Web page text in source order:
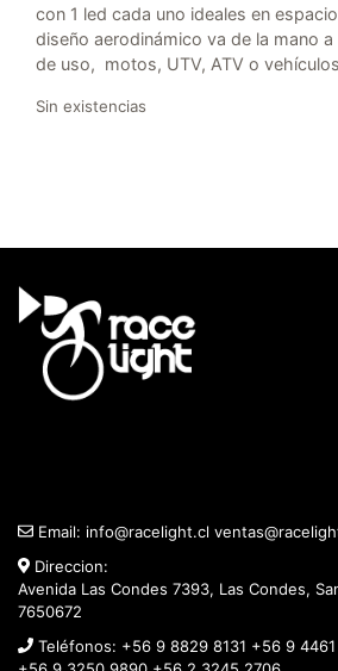
con 1 led cada uno ideales en
diseño aerodinámico va de la mano
de uso, motos, UTV, ATV o
Sin existencias
Email: info@racelight.cl
Direccion:
Avenida Las Condes 7393, Las Condes,
7650672
Teléfonos: +56 9 8829 8131 +56 9 4461